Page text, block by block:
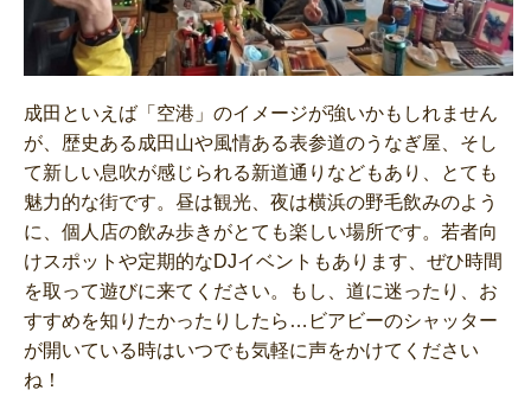
成田といえば「空港」のイメージが強いかもしれません
が、歴史ある成田山や風情ある表参道のうなぎ屋、そし
て新しい息吹が感じられる新道通りなどもあり、とても
魅力的な街です。昼は観光、夜は横浜の野毛飲みのよう
に、個人店の飲み歩きがとても楽しい場所です。若者向
けスポットや定期的なDJイベントもあります、ぜひ時間
を取って遊びに来てください。もし、道に迷ったり、お
すすめを知りたかったりしたら…ビアビーのシャッター
が開いている時はいつでも気軽に声をかけてください
ね！